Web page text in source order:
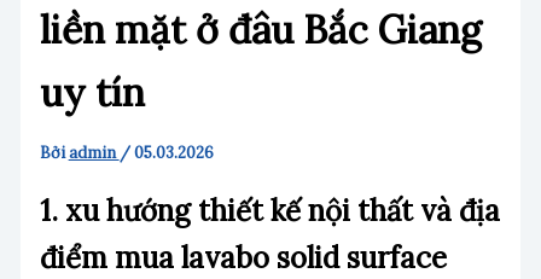
liền mặt ở đâu Bắc Giang
uy tín
Bởiadmin /05.03.2026
1. xu hướng thiết kế nội thất và địa
điểm mua lavabo solid surface